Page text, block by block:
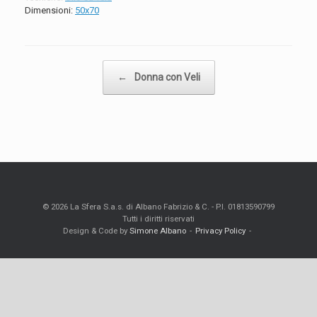
Dimensioni: 50x70
← Donna con Veli
© 2026 La Sfera S.a.s. di Albano Fabrizio & C. - P.I. 01813590799
Tutti i diritti riservati
Design & Code by Simone Albano Privacy Policy